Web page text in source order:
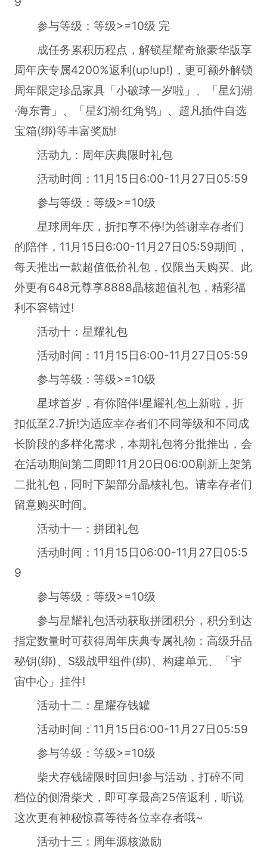
参与等级：等级>=10级 完
成任务累积历程点，解锁星耀奇旅豪华版享
周年庆专属4200%返利(up!up!)，更可额外解锁
周年限定珍品家具「小破球一岁啦」、「星幻潮
·海东青」、「星幻潮·红角鸮」、超凡插件自选
宝箱(绑)等丰富奖励!
活动九：周年庆典限时礼包
活动时间：11月15日6:00-11月27日05:59
参与等级：等级>=10级
星球周年庆，折扣享不停!为答谢幸存者们
的陪伴，11月15日6:00-11月27日05:59期间，
每天推出一款超值低价礼包，仅限当天购买。此
外更有648元尊享8888晶核超值礼包，精彩福
利不容错过!
活动十：星耀礼包
活动时间：11月15日6:00-11月27日05:59
参与等级：等级>=10级
星球首岁，有你陪伴!星耀礼包上新啦，折
扣低至2.7折!为适应幸存者们不同等级和不同成
长阶段的多样化需求，本期礼包将分批推出，会
在活动期间第二周即11月20日06:00刷新上架第
二批礼包，同时下架部分晶核礼包。请幸存者们
留意购买时间。
活动十一：拼团礼包
活动时间：11月15日06:00-11月27日05:5
9
参与等级：等级>=10级
参与星耀礼包活动获取拼团积分，积分到达
指定数量时可获得周年庆典专属礼物：高级升品
秘钥(绑)、S级战甲组件(绑)、构建单元、「宇
宙中心」挂件!
活动十二：星耀存钱罐
活动时间：11月15日6:00-11月27日05:59
参与等级：等级>=10级
柴犬存钱罐限时回归!参与活动，打碎不同
档位的侧滑柴犬，即可享最高25倍返利，听说
这次更有神秘惊喜等待各位幸存者哦~
活动十三：周年源核激励